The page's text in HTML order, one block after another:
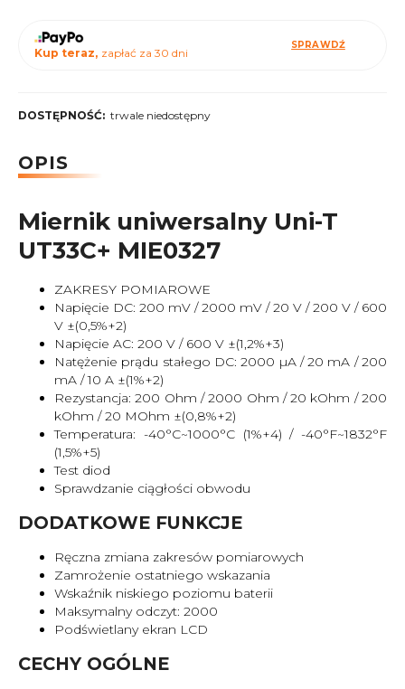
Kup teraz, zapłać za 30 dni
SPRAWDŹ
DOSTĘPNOŚĆ: trwale niedostępny
OPIS
Miernik uniwersalny Uni-T
UT33C+ MIE0327
ZAKRESY POMIAROWE
Napięcie DC: 200 mV / 2000 mV / 20 V / 200 V / 600
V ±(0,5%+2)
Napięcie AC: 200 V / 600 V ±(1,2%+3)
Natężenie prądu stałego DC: 2000 µA / 20 mA / 200
mA / 10 A ±(1%+2)
Rezystancja: 200 Ohm / 2000 Ohm / 20 kOhm / 200
kOhm / 20 MOhm ±(0,8%+2)
Temperatura: -40°C~1000°C (1%+4) / -40°F~1832°F
(1,5%+5)
Test diod
Sprawdzanie ciągłości obwodu
DODATKOWE FUNKCJE
Ręczna zmiana zakresów pomiarowych
Zamrożenie ostatniego wskazania
Wskaźnik niskiego poziomu baterii
Maksymalny odczyt: 2000
Podświetlany ekran LCD
CECHY OGÓLNE